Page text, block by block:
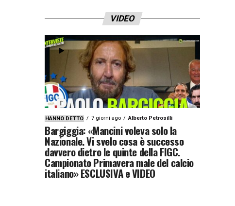
VIDEO
HANNO DETTO 7 giorni ago Alberto Petrosilli
Bargiggia: «Mancini voleva solo la
Nazionale. Vi svelo cosa è successo
davvero dietro le quinte della FIGC.
Campionato Primavera male del calcio
italiano» ESCLUSIVA e VIDEO